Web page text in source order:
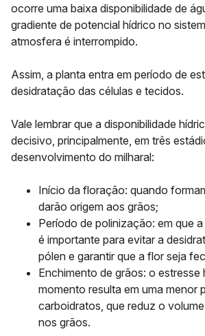
ocorre uma baixa disponibilidade de
gradiente de potencial hídrico no
atmosfera é interrompido.
Assim, a planta entra em período de
desidratação das células e tecidos.
Vale lembrar que a disponibilidade
decisivo, principalmente, em três
desenvolvimento do milharal:
Início da floração: quando
darão origem aos grãos;
Período de polinização: em que
é importante para evitar a
pólen e garantir que a flor seja
Enchimento de grãos: o estresse
momento resulta em uma menor
carboidratos, que reduz o
nos grãos.